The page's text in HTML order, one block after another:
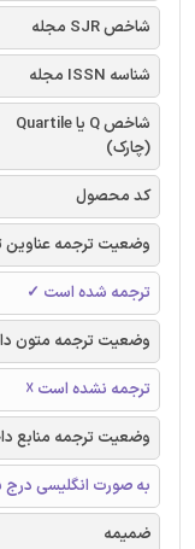
شاخص SJR مجله
شناسه ISSN مجله
شاخص Q یا Quartile
(چارک)
کد محصول
وضعیت ترجمه عناوین
ترجمه شده است ✓
وضعیت ترجمه متون
ترجمه نشده است ☓
وضعیت ترجمه منابع
به صورت انگلیسی
ضمیمه